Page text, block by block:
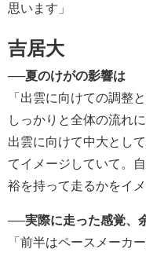
思います」
吉居大
──夏のけがの影響は
「出雲に向けての調整
しっかりと全体の流れ
出雲に向けて中大とし
てイメージしていて。
裕を持って走るかをイ
──実際に走った感覚、
「前半はペースメーカ